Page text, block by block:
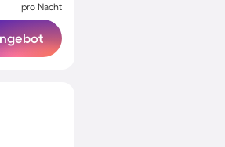
pro Nacht